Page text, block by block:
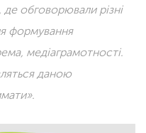
де обговорювали різні
формування
медіаграмотності.
даною